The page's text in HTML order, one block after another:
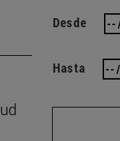
Desde
Hasta